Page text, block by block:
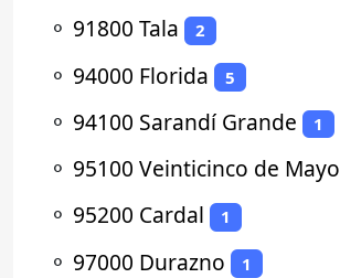
⚬ 91800 Tala 2
⚬ 94000 Florida 5
⚬ 94100 Sarandí Grande 1
⚬ 95100 Veinticinco de Mayo
⚬ 95200 Cardal 1
⚬ 97000 Durazno 1